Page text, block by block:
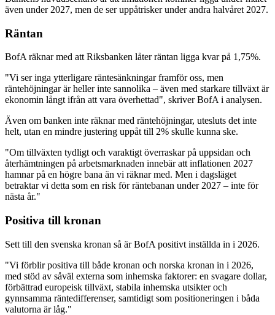
även under 2027, men de ser uppåtrisker under andra halvåret 2027.
Räntan
BofA räknar med att Riksbanken låter räntan ligga kvar på 1,75%.
"Vi ser inga ytterligare räntesänkningar framför oss, men
räntehöjningar är heller inte sannolika – även med starkare tillväxt är
ekonomin långt ifrån att vara överhettad", skriver BofA i analysen.
Även om banken inte räknar med räntehöjningar, utesluts det inte
helt, utan en mindre justering uppåt till 2% skulle kunna ske.
"Om tillväxten tydligt och varaktigt överraskar på uppsidan och
återhämtningen på arbetsmarknaden innebär att inflationen 2027
hamnar på en högre bana än vi räknar med. Men i dagsläget
betraktar vi detta som en risk för räntebanan under 2027 – inte för
nästa år."
Positiva till kronan
Sett till den svenska kronan så är BofA positivt inställda in i 2026.
"Vi förblir positiva till både kronan och norska kronan in i 2026,
med stöd av såväl externa som inhemska faktorer: en svagare dollar,
förbättrad europeisk tillväxt, stabila inhemska utsikter och
gynnsamma räntedifferenser, samtidigt som positioneringen i båda
valutorna är låg."